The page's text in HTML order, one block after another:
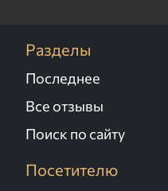
Разделы
Последнее
Все отзывы
Поиск по сайту
Посетителю